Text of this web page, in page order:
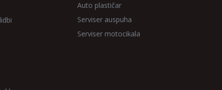
Auto plastičar
Serviser auspuha
Serviser motocikala